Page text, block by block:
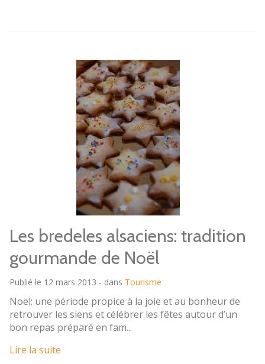
Les bredeles alsaciens: tradition
gourmande de Noël
Publié le 12 mars 2013 - dans Tourisme
Noël: une période propice à la joie et au bonheur de
retrouver les siens et célébrer les fêtes autour d’un
bon repas préparé en fam...
Lire la suite